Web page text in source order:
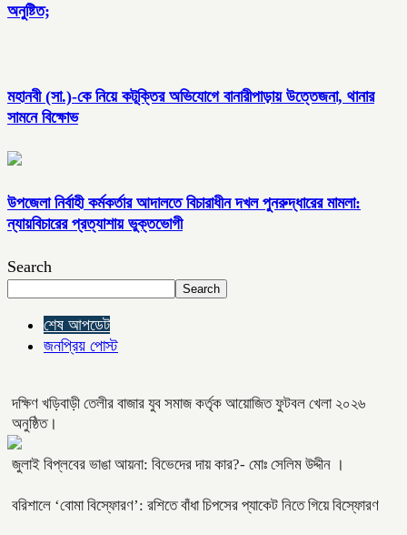
অনুষ্টিত;
মহানবী (সা.)-কে নিয়ে কটূক্তির অভিযোগে বানারীপাড়ায় উত্তেজনা, থানার
সামনে বিক্ষোভ
উপজেলা নির্বাহী কর্মকর্তার আদালতে বিচারাধীন দখল পুনরুদ্ধারের মামলা:
ন্যায়বিচারের প্রত্যাশায় ভুক্তভোগী
Search
Search
শেষ আপডেট
জনপ্রিয় পোস্ট
দক্ষিণ খড়িবাড়ী তেলীর বাজার যুব সমাজ কর্তৃক আয়োজিত ফুটবল খেলা ২০২৬
অনুষ্ঠিত।
জুলাই বিপ্লবের ভাঙা আয়না: বিভেদের দায় কার?- মোঃ সেলিম উদ্দীন ।
বরিশালে ‘বোমা বিস্ফোরণ’: রশিতে বাঁধা চিপসের প্যাকেট নিতে গিয়ে বিস্ফোরণ